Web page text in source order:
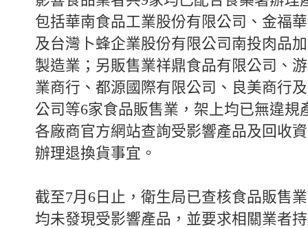
包括華南食品工業股份有限公司、金福
及台灣卜蜂企業股份有限公司南投肉品
製造業；另販售業祥鼎食品有限公司、
業商行、都源國際有限公司、良美商行
公司等6家食品販售業，架上均已無違規
各廠商官方網站查詢受影響產品及回收
辦理退換貨事宜。
截至7月6日止，衛生局已查核食品販售
均未發現受影響產品，並要求相關業者